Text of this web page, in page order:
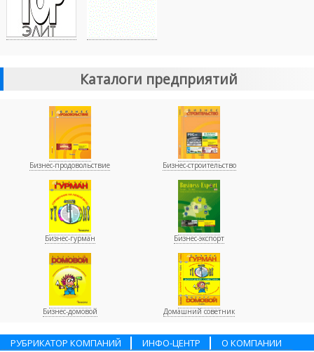
Каталоги предприятий
Бизнес-продовольствие Бизнес-строительство
Бизнес-гурман Бизнес-экспорт
Бизнес-домовой Домашний советник
РУБРИКАТОР КОМПАНИЙ ИНФО-ЦЕНТР О КОМПАНИИ